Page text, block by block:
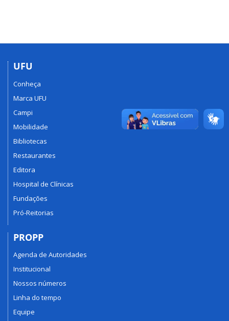
UFU
Conheça
Marca UFU
Campi
Mobilidade
Bibliotecas
Restaurantes
Editora
Hospital de Clínicas
Fundações
Pró-Reitorias
PROPP
Agenda de Autoridades
Institucional
Nossos números
Linha do tempo
Equipe